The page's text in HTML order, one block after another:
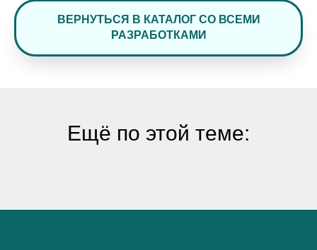
ВЕРНУТЬСЯ В КАТАЛОГ СО ВСЕМИ
РАЗРАБОТКАМИ
Ещё по этой теме: